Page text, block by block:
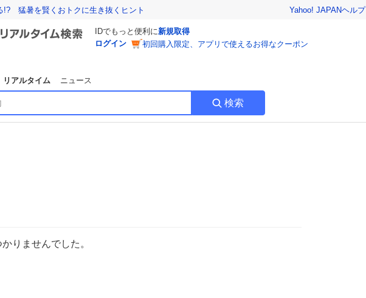
!? 猛暑を賢くおトクに生き抜くヒント Yahoo! JAPANヘルプ
IDでもっと便利に新規取得
ログイン
初回購入限定、アプリで使えるお得なクーポン
リアルタイム ニュース
検索
りませんでした。